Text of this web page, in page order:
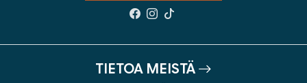
TIETOA MEISTÄ